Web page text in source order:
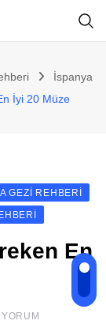
İspanya
İyi 20 Müze
GEZI REHBERI
En
YORUM